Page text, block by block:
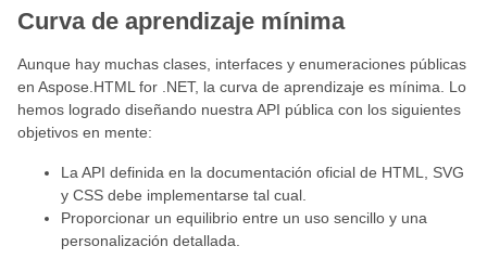
Curva de aprendizaje mínima
Aunque hay muchas clases, interfaces y enumeraciones públicas
en Aspose.HTML for .NET, la curva de aprendizaje es mínima. Lo
hemos logrado diseñando nuestra API pública con los siguientes
objetivos en mente:
La API definida en la documentación oficial de HTML, SVG
y CSS debe implementarse tal cual.
Proporcionar un equilibrio entre un uso sencillo y una
personalización detallada.